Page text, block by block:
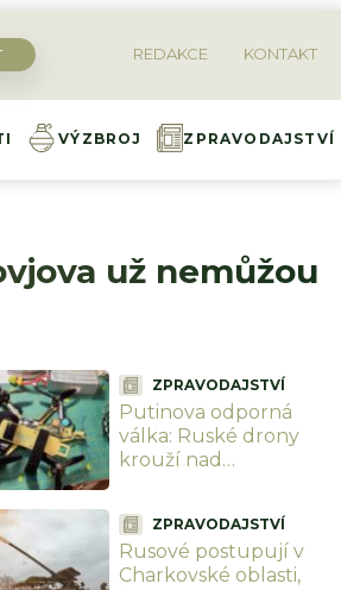
REDAKCE KONTAKT
VÝZBROJ ZPRAVODAJSTVÍ
už nemůžou
ZPRAVODAJSTVÍ
Putinova odporná
válka: Ruské drony
krouží nad
Bezmála 1 000
mrtvých, z toho 179
dětí
ZPRAVODAJSTVÍ
Rusové postupují v
Charkovské oblasti,